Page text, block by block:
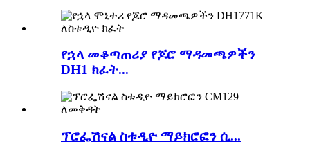
የኋላ መቆጣጠሪያ የጆሮ ማዳመጫዎችን
DH1 ክፈት...
ፕሮፌሽናል ስቱዲዮ ማይክሮፎን ሲ...